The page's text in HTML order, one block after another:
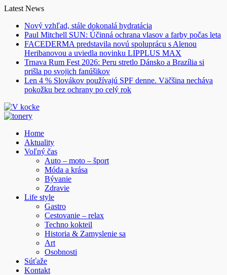
Skip
content
Latest News
Nový vzhľad, stále dokonalá hydratácia
Paul Mitchell SUN: Účinná ochrana vlasov a farby počas leta
FACEDERMA predstavila novú spoluprácu s Alenou
Heribanovou a uviedla novinku LIPPLUS MAX
Trnava Rum Fest 2026: Peru stretlo Dánsko a Brazília si
prišla po svojich fanúšikov
Len 4 % Slovákov používajú SPF denne. Väčšina necháva
pokožku bez ochrany po celý rok
Home
Aktuality
Voľný čas
Auto – moto – šport
Móda a krása
Bývanie
Zdravie
Life style
Gastro
Cestovanie – relax
Techno kokteil
Historia & Zamyslenie sa
Art
Osobnosti
Súťaže
Kontakt